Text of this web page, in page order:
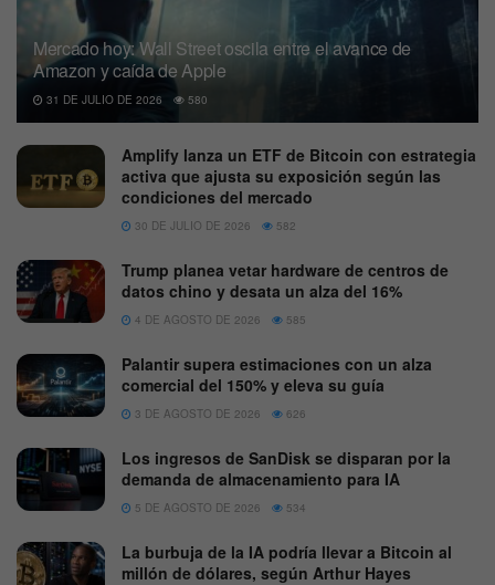
Mercado hoy: Wall Street oscila entre el avance de
Amazon y caída de Apple
31 DE JULIO DE 2026 580
Amplify lanza un ETF de Bitcoin con estrategia
activa que ajusta su exposición según las
condiciones del mercado
30 DE JULIO DE 2026 582
Trump planea vetar hardware de centros de
datos chino y desata un alza del 16%
4 DE AGOSTO DE 2026 585
Palantir supera estimaciones con un alza
comercial del 150% y eleva su guía
3 DE AGOSTO DE 2026 626
Los ingresos de SanDisk se disparan por la
demanda de almacenamiento para IA
5 DE AGOSTO DE 2026 534
La burbuja de la IA podría llevar a Bitcoin al
millón de dólares, según Arthur Hayes